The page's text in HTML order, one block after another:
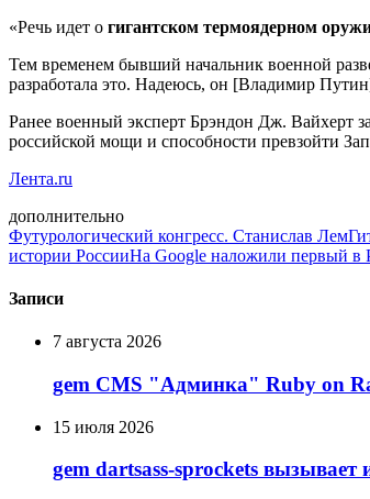
«Речь идет о гигантском термоядерном
Тем временем бывший начальник военной
разработала это. Надеюсь, он [Владимир
Ранее военный эксперт Брэндон Дж. Вайхерт
российской мощи и способности превзойти
Лента.ru
дополнительно
Футурологический конгресс. Станислав Лем
истории РоссииНа Google наложили первый в
Записи
7 августа 2026
gem CMS "Админка" Ruby on
15 июля 2026
gem dartsass-sprockets вызывает